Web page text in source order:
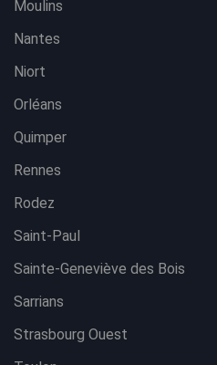
Moulins
Nantes
Niort
Orléans
Quimper
Rennes
Rodez
Saint-Paul
Sainte-Geneviève des Bois
Sarrians
Strasbourg Ouest